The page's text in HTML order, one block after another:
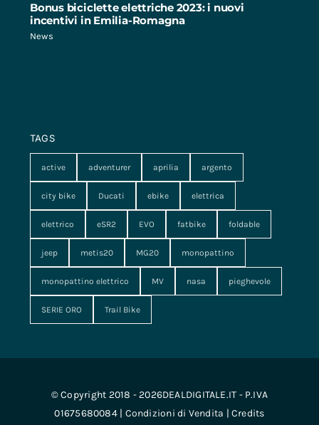
Bonus biciclette elettriche 2023: i nuovi
incentivi in Emilia-Romagna
News
TAGS
active adventurer aprilia argento
city bike Ducati ebike elettrica
elettrico eSR2 EVO fatbike foldable
jeep metis20 MG20 monopattino
monopattino elettrico MV nasa pieghevole
SERIE ORO Trail Bike
© Copyright 2018 - 2026DEALDIGITALE.IT - P.IVA
01675680084 | Condizioni di Vendita | Credits